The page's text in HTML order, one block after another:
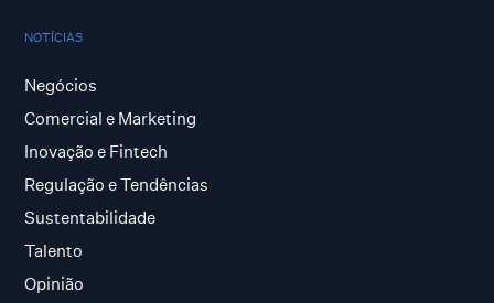
NOTÍCIAS
Negócios
Comercial e Marketing
Inovação e Fintech
Regulação e Tendências
Sustentabilidade
Talento
Opinião